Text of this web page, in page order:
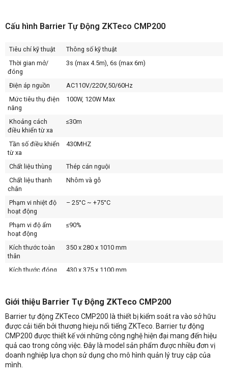
Giới thiệu Barrier Tự Động ZKTeco CMP200
Barrier tự động ZKTeco CMP200 là thiết bị kiểm soát ra vào sở hữu
được cải tiến bởi thương hieju nổi tiếng ZKTeco. Barrier tự động
CMP200 được thiết kế với những công nghệ hiện đại mang đến hiệu
quả cao trong công việc. Đây là model sản phẩm được nhiều đơn vị
doanh nghiệp lựa chọn sử dụng cho mô hình quản lý truy cập của
mình.
Cấu hình Barrier Tự Động ZKTeco CMP200
Tiêu chí kỹ thuật
Thông số kỹ thuật
Thời gian mở/
đóng
3s (max 4.5m), 6s (max 6m)
Điện áp nguồn
AC110V/220V,50/60Hz
Mức tiêu thụ điện
năng
100W, 120W Max
Khoảng cách
điều khiển từ xa
≤30m
Tần số điều khiển
từ xa
430MHZ
Chất liệu thùng
Thép cán nguội
Chất liệu thanh
chắn
Nhôm và gỗ
Phạm vi nhiệt độ
hoạt động
– 25°C ~ +75°C
Phạm vi độ ẩm
hoạt động
≤90%
Kích thước toàn
thân
350 x 280 x 1010 mm
Kích thước đóng
430 x 375 x 1100 mm
Tổng trọng lượng
47KG